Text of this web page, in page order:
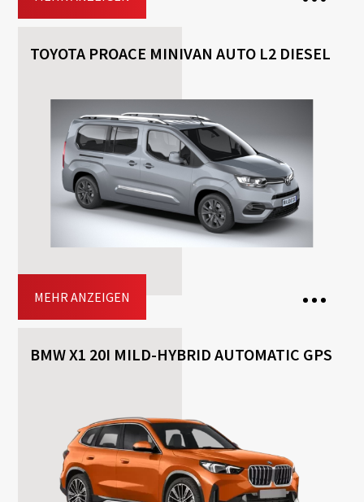
2 Bags
5 Doors
Transmission: Automatisch
Fuel: Benzin
Driving licence: Β
TOYOTA PROACE MINIVAN AUTO L2 DIESEL
MEHR ANZEIGEN
5 Doors
Transmission: Automatisch
Fuel: Diesel
BMW X1 20I MILD-HYBRID AUTOMATIC GPS